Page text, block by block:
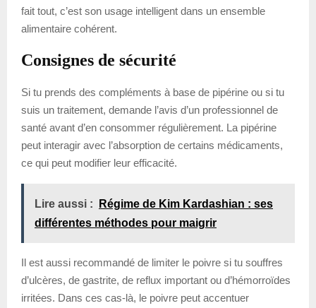
fait tout, c’est son usage intelligent dans un ensemble
alimentaire cohérent.
Consignes de sécurité
Si tu prends des compléments à base de pipérine ou si tu
suis un traitement, demande l’avis d’un professionnel de
santé avant d’en consommer régulièrement. La pipérine
peut interagir avec l’absorption de certains médicaments,
ce qui peut modifier leur efficacité.
Lire aussi :
Régime de Kim Kardashian : ses
différentes méthodes pour maigrir
Il est aussi recommandé de limiter le poivre si tu souffres
d’ulcères, de gastrite, de reflux important ou d’hémorroïdes
irritées. Dans ces cas-là, le poivre peut accentuer